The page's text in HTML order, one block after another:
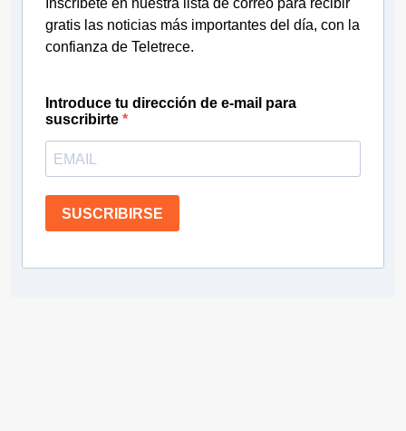
Inscríbete en nuestra lista de correo para recibir
gratis las noticias más importantes del día, con la
confianza de Teletrece.
Introduce tu dirección de e-mail para
suscribirte
SUSCRIBIRSE